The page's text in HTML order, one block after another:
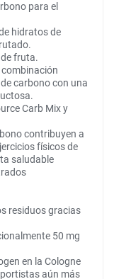
para el
hidratos de
fruta.
carbono con una
Carb Mix y
contribuyen a
físicos de
saludable
residuos gracias
50 mg
en la Cologne
aún más